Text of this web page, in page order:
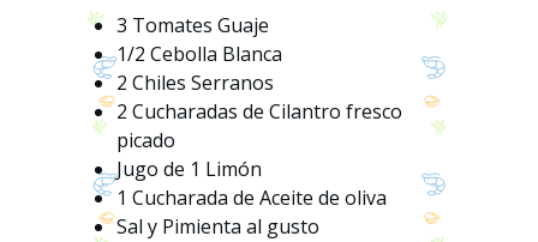
3 Tomates Guaje
1/2 Cebolla Blanca
2 Chiles Serranos
2 Cucharadas de Cilantro fresco
picado
Jugo de 1 Limón
1 Cucharada de Aceite de oliva
Sal y Pimienta al gusto